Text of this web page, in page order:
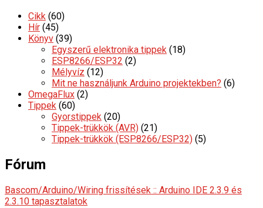
Cikk (60)
Hír (45)
Könyv (39)
Egyszerű elektronika tippek (18)
ESP8266/ESP32 (2)
Mélyvíz (12)
Mit ne használjunk Arduino projektekben? (6)
OmegaFlux (2)
Tippek (60)
Gyorstippek (20)
Tippek-trükkök (AVR) (21)
Tippek-trükkök (ESP8266/ESP32) (5)
Fórum
Bascom/Arduino/Wiring frissítések :: Arduino IDE 2.3.9 és
2.3.10 tapasztalatok